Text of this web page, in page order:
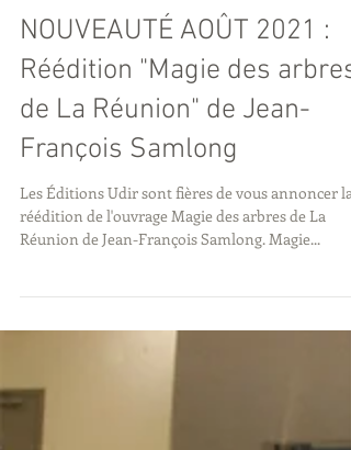
NOUVEAUTÉ AOÛT 2021 :
Réédition "Magie des arbres
de La Réunion" de Jean-
François Samlong
Les Éditions Udir sont fières de vous annoncer la
Réunion de Jean-François Samlong. Magie...